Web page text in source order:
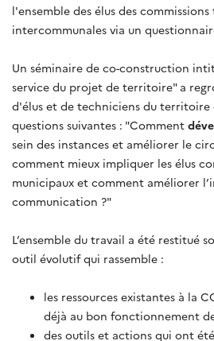
l'ensemble des élus des
intercommunales via un
Un séminaire de co-construction
service du projet de territoire" a
d'élus et de techniciens du territoire
questions suivantes : "Comment
sein des instances et améliorer le
comment mieux impliquer les élus
municipaux et comment améliorer
communication ?"
L’ensemble du travail a été restitué
outil évolutif qui rassemble :
les ressources existantes à la
déjà au bon fonctionnement
des outils et actions qui ont